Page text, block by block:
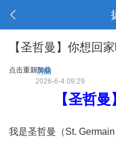
【圣哲曼】你想回
点击重新加载
明曲
2026-6-4 09:29
【圣哲
我是圣哲曼（St.